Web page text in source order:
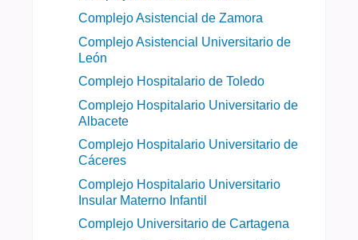
Complejo Asistencial de Zamora
Complejo Asistencial Universitario de
León
Complejo Hospitalario de Toledo
Complejo Hospitalario Universitario de
Albacete
Complejo Hospitalario Universitario de
Cáceres
Complejo Hospitalario Universitario
Insular Materno Infantil
Complejo Universitario de Cartagena